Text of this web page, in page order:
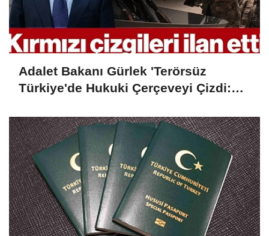
Adalet Bakanı Gürlek 'Terörsüz
Türkiye'de Hukuki Çerçeveyi Çizdi: